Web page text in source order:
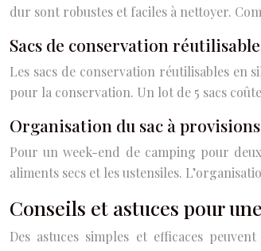
dur sont robustes et faciles à nettoyer.
Sacs de conservation
Les sacs de conservation réutilisables en
pour la conservation. Un lot de 5 sacs
Organisation du sac à
Pour un week-end de camping pour
aliments secs et les ustensiles.
Conseils et astuces pour
Des astuces simples et efficaces